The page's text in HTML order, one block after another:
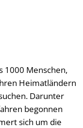
1000 Menschen,
Heimatländern
Darunter
begonnen
sich um die